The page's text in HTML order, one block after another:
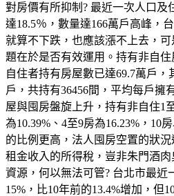
對房價有所抑制? 最近一次人口及
達18.5％，數量達166萬戶高峰，
就算不下跌，也應該漲不上去，
題在於是否有效運用。持有非自
自住者持有房屋數已達69.7萬戶，
戶，共持有36456間，平均每戶擁
屋與囤房盤旋上升，持有非自住1
為10.39%、4至9房為16.23%，10
的比例更高，法人囤房空置的狀
租金收入的所得稅，豈非朱門酒
資源，何以無法可管? 台北市最近
15%，比10年前的13.4%增加，但